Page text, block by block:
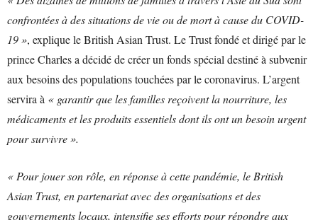
confrontées à des situations de vie ou de mort à cause du COVID-
19 », explique le British Asian Trust. Le Trust fondé et dirigé par le
prince Charles a décidé de créer un fonds spécial destiné à subvenir
aux besoins des populations touchées par le coronavirus. L’argent
servira à « garantir que les familles reçoivent la nourriture, les
médicaments et les produits essentiels dont ils ont un besoin urgent
pour survivre ».
« Pour jouer son rôle, en réponse à cette pandémie, le British
Asian Trust, en partenariat avec des organisations et des
gouvernements locaux, intensifie ses efforts pour répondre aux